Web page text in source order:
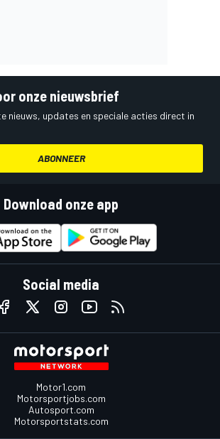
onze nieuwsbrief
nieuws, updates en speciale acties direct in
ABONNEER
Download onze app
Social media
Motor1.com
Motorsportjobs.com
Autosport.com
Motorsportstats.com